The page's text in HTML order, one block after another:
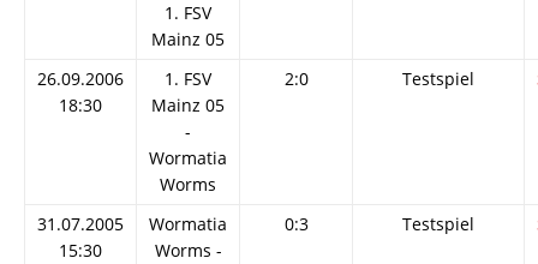
1. FSV
Mainz 05
26.09.2006
18:30
1. FSV
Mainz 05
-
Wormatia
Worms
2:0 Testspiel
31.07.2005
15:30
Wormatia
Worms -
0:3 Testspiel